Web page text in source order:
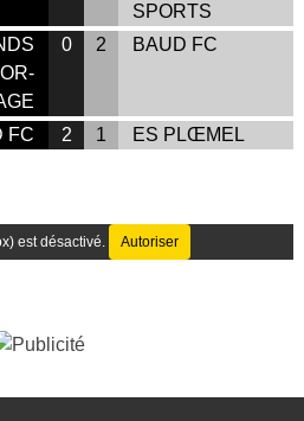
SPORTS
0 2 BAUD FC
FC 2 1 ES PLŒMEL
est désactivé. Autoriser